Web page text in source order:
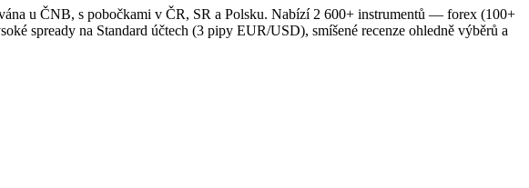
u ČNB, s pobočkami v ČR, SR a Polsku. Nabízí 2 600+ instrumentů — forex (100+
spready na Standard účtech (3 pipy EUR/USD), smíšené recenze ohledně výběrů a